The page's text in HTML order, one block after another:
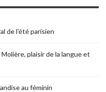
de l’été parisien
plaisir de la langue et
au féminin